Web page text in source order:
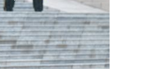
行业协会接连发公告